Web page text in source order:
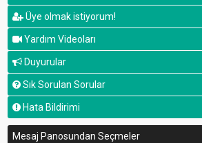
Üye olmak istiyorum!
Yardım Videoları
Duyurular
Sık Sorulan Sorular
Hata Bildirimi
Mesaj Panosundan Seçmeler